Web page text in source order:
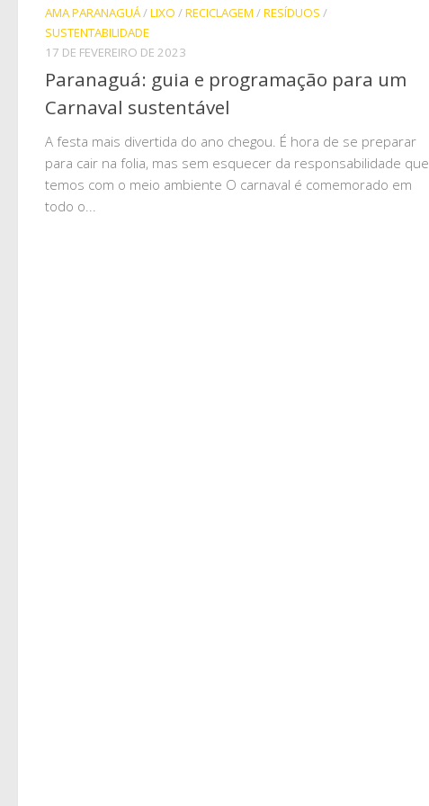
AMA PARANAGUÁ/LIXO /RECICLAGEM /RESÍDUOS /
SUSTENTABILIDADE
17 DE FEVEREIRO DE 2023
Paranaguá: guia e programação para um
Carnaval sustentável
A festa mais divertida do ano chegou. É hora de se preparar
para cair na folia, mas sem esquecer da responsabilidade que
temos com o meio ambiente O carnaval é comemorado em
todo o...